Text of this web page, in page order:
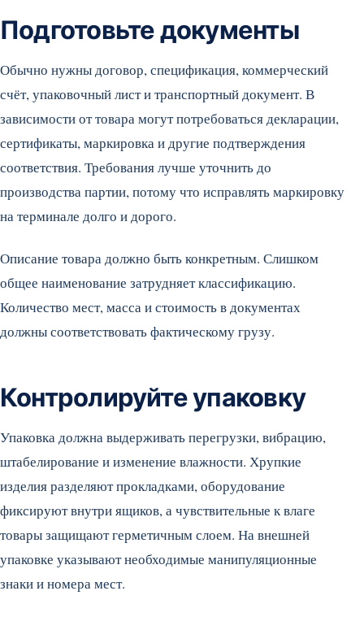
Подготовьте документы
Обычно нужны договор, спецификация, коммерческий
счёт, упаковочный лист и транспортный документ. В
зависимости от товара могут потребоваться декларации,
сертификаты, маркировка и другие подтверждения
соответствия. Требования лучше уточнить до
производства партии, потому что исправлять маркировку
на терминале долго и дорого.
Описание товара должно быть конкретным. Слишком
общее наименование затрудняет классификацию.
Количество мест, масса и стоимость в документах
должны соответствовать фактическому грузу.
Контролируйте упаковку
Упаковка должна выдерживать перегрузки, вибрацию,
штабелирование и изменение влажности. Хрупкие
изделия разделяют прокладками, оборудование
фиксируют внутри ящиков, а чувствительные к влаге
товары защищают герметичным слоем. На внешней
упаковке указывают необходимые манипуляционные
знаки и номера мест.